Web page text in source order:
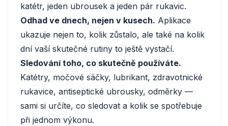
katétr, jeden ubrousek a jeden pár rukavic.
Odhad ve dnech, nejen v kusech. Aplikace
ukazuje nejen to, kolik zůstalo, ale také na kolik
dní vaší skutečné rutiny to ještě vystačí.
Sledování toho, co skutečně používáte.
Katétry, močové sáčky, lubrikant, zdravotnické
rukavice, antiseptické ubrousky, odměrky —
sami si určíte, co sledovat a kolik se spotřebuje
při jednom výkonu.